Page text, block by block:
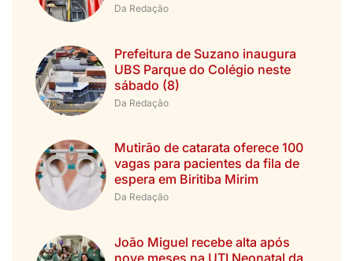
Da Redação
Prefeitura de Suzano inaugura
UBS Parque do Colégio neste
sábado (8)
Da Redação
Mutirão de catarata oferece 100
vagas para pacientes da fila de
espera em Biritiba Mirim
Da Redação
João Miguel recebe alta após
nove meses na UTI Neonatal da